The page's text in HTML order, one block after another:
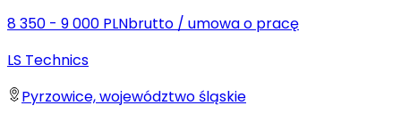
8 350 - 9 000 PLNbrutto / umowa o pracę
LS Technics
Pyrzowice, województwo śląskie